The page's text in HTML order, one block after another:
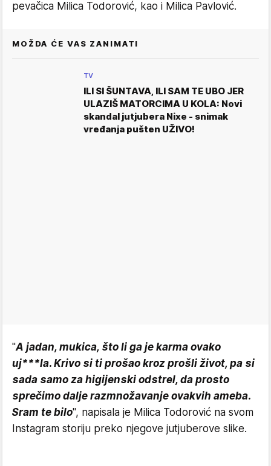
pevačica Milica Todorović, kao i Milica Pavlović.
MOŽDA ĆE VAS ZANIMATI
TV
ILI SI ŠUNTAVA, ILI SAM TE UBO JER
ULAZIŠ MATORCIMA U KOLA: Novi
skandal jutjubera Nixe - snimak
vređanja pušten UŽIVO!
"A jadan, mukica, što li ga je karma ovako
uj***la. Krivo si ti prošao kroz prošli život, pa si
sada samo za higijenski odstrel, da prosto
sprečimo dalje razmnožavanje ovakvih ameba.
Sram te bilo", napisala je Milica Todorović na svom
Instagram storiju preko njegove jutjuberove slike.